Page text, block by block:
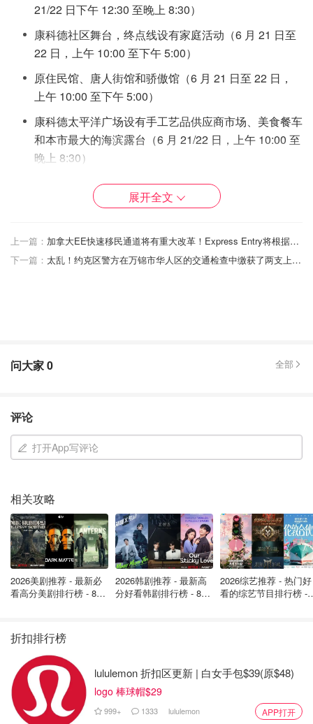
21/22 日下午 12:30 至晚上 8:30）
康科德社区舞台，终点线设有家庭活动（6 月 21 日至
22 日，上午 10:00 至下午 5:00）
原住民馆、唐人街馆和骄傲馆（6 月 21 日至 22 日，
上午 10:00 至下午 5:00）
康科德太平洋广场设有手工艺品供应商市场、美食餐车
和本市最大的海滨露台（6 月 21/22 日，上午 10:00 至
晚上 8:30）
公共艺术项目（6月21日至22日）
《并肩而行》30周年庆典及展馆（6月21/22日，上午
龙舟赛交通
划您的行程。
车停放处。由于游客人数众多，我们强烈建议您在进入活动
停车
前往 Parq Vancouver，只需步行 5 分钟即可到达付费停车
场！
来源：
voiceonline concorddragonboatfestival封面：
来自土星的小碎冰 4.6w 1
展开全文
上一篇：
加拿大EE快速移民通道将有重大改革！Express Entry将根据职业、语言或教育程度邀请候选人！
下一篇：
太乱！约克区警方在万锦市华人区的交通检查中缴获了两支上膛的手枪！
问大家0 全部
评论
打开App写评论
相关攻略
2026美剧推荐 - 最新必
看高分美剧排行榜 - 8月
2026韩剧推荐 - 最新高
分好看韩剧排行榜 - 8月
2026综艺推荐 - 热门好
看的综艺节目排行榜 -
折扣排行榜
lululemon 折扣区更新 | 白女手包$39(原$48)
logo 棒球帽$29
999+ 1333 lululemon APP打开